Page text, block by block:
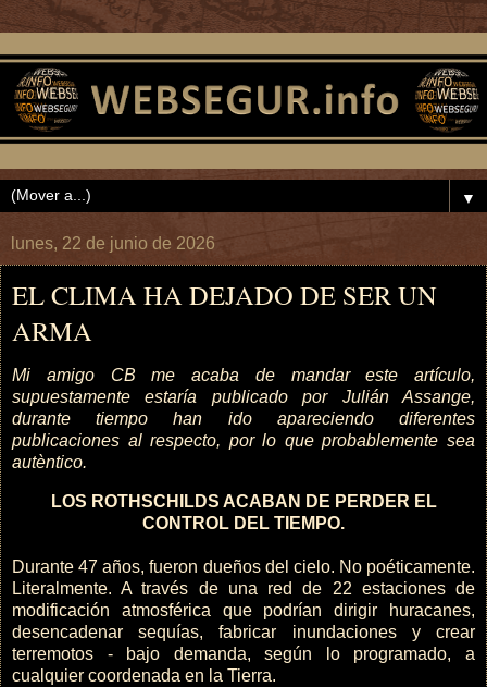
▼
lunes, 22 de junio de 2026
EL CLIMA HA DEJADO DE SER UN
ARMA
Mi amigo CB me acaba de mandar este artículo,
supuestamente estaría publicado por Julián Assange,
durante tiempo han ido apareciendo diferentes
publicaciones al respecto, por lo que probablemente sea
autèntico.
LOS ROTHSCHILDS ACABAN DE PERDER EL
CONTROL DEL TIEMPO.
Durante 47 años, fueron dueños del cielo. No poéticamente.
Literalmente. A través de una red de 22 estaciones de
modificación atmosférica que podrían dirigir huracanes,
desencadenar sequías, fabricar inundaciones y crear
terremotos - bajo demanda, según lo programado, a
cualquier coordenada en la Tierra.